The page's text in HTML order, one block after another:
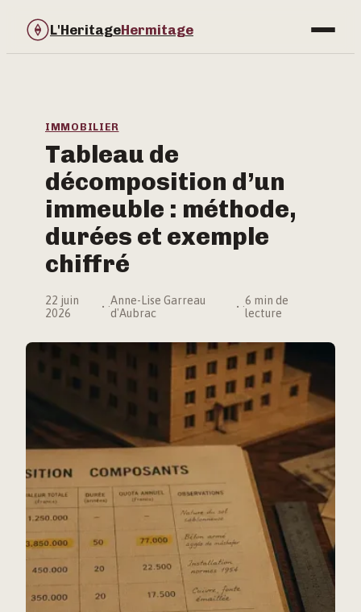
L'HeritageHermitage
Immobilier
Jardinage
Maison & Déco
IMMOBILIER
Tableau de
décomposition d’un
immeuble : méthode,
durées et exemple
chiffré
22 juin
2026
·Anne-Lise Garreau
d'Aubrac
·6 min de
lecture